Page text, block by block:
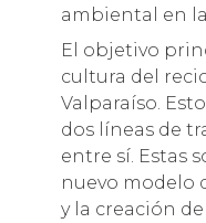
ambiental en
El objetivo
cultura del
Valparaíso.
dos líneas de
entre sí. Estas
nuevo modelo
y la creación